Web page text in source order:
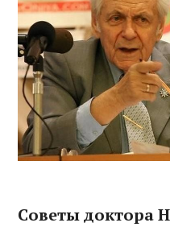
Советы доктора